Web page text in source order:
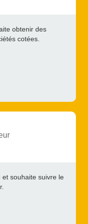
obtenir des
cotées.
souhaite suivre le